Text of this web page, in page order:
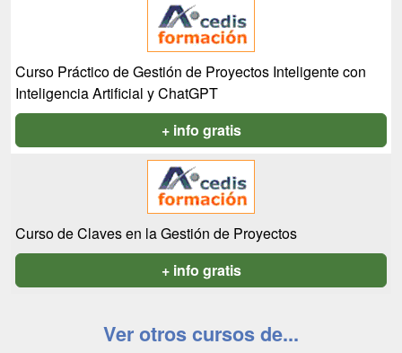
Curso Práctico de Gestión de Proyectos Inteligente con
Inteligencia Artificial y ChatGPT
+ info gratis
Curso de Claves en la Gestión de Proyectos
+ info gratis
Ver otros cursos de...